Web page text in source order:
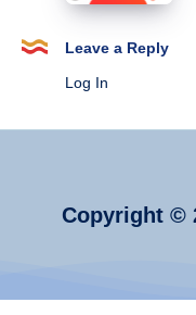
Cepat
Mandarin
Hebat
Leave a Reply
Log In
Copyright ©